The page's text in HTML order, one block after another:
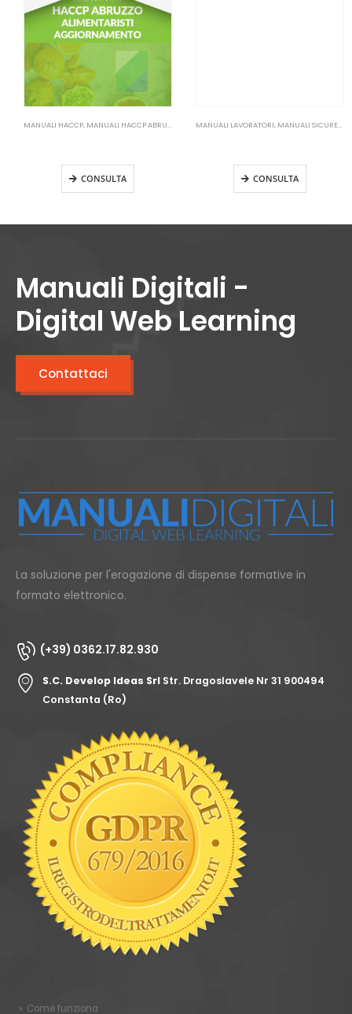
MANUALI HACCP,MANUALI HACCP ABRUZZO
CONSULTA
MANUALI LAVORATORI,MANUALI SICUREZZA SUL LAVORO
CONSULTA
Manuali Digitali -
Digital Web Learning
Contattaci
La soluzione per l'erogazione di dispense formative in
formato elettronico.
(+39) 0362.17.82.930
S.C. Develop Ideas Srl Str. Dragoslavele Nr 31 900494
Constanta (Ro)
Come funziona